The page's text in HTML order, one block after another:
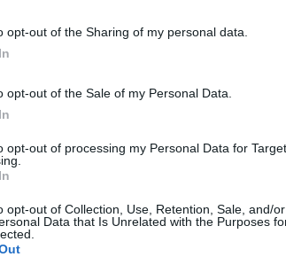
opt-out of the Sharing of my personal data.
opt-out of the Sale of my Personal Data.
opt-out of processing my Personal Data for
opt-out of Collection, Use, Retention, Sale, and/
Data that Is Unrelated with the Purposes
ryhmän ulkopuolelle, ei
mediassa kuvia
Hänen mukaansa